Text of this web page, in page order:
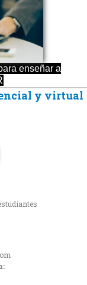
enseñar a
y virtual